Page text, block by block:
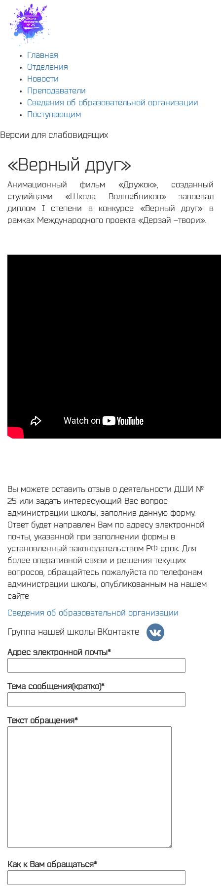
Главная
Отделения
Новости
Преподаватели
Сведения об образовательной организации
Поступающим
Версии для слабовидящих
«Верный друг»
Анимационный фильм «Дружок», созданный
студийцами «Школа Волшебников» завоевал
диплом I степени в конкурсе «Верный друг» в
рамках Международного проекта «Дерзай –твори».
Вы можете оставить отзыв о деятельности ДШИ №
25 или задать интересующий Вас вопрос
администрации школы, заполнив данную форму.
Ответ будет направлен Вам по адресу электронной
почты, указанной при заполнении формы в
установленный законодательством РФ срок. Для
более оперативной связи и решения текущих
вопросов, обращайтесь пожалуйста по телефонам
администрации школы, опубликованным на нашем
сайте
Сведения об образовательной организации
Группа нашей школы ВКонтакте
Адрес электронной почты*
Тема сообщения(кратко)*
Текст обращения*
Как к Вам обращаться*